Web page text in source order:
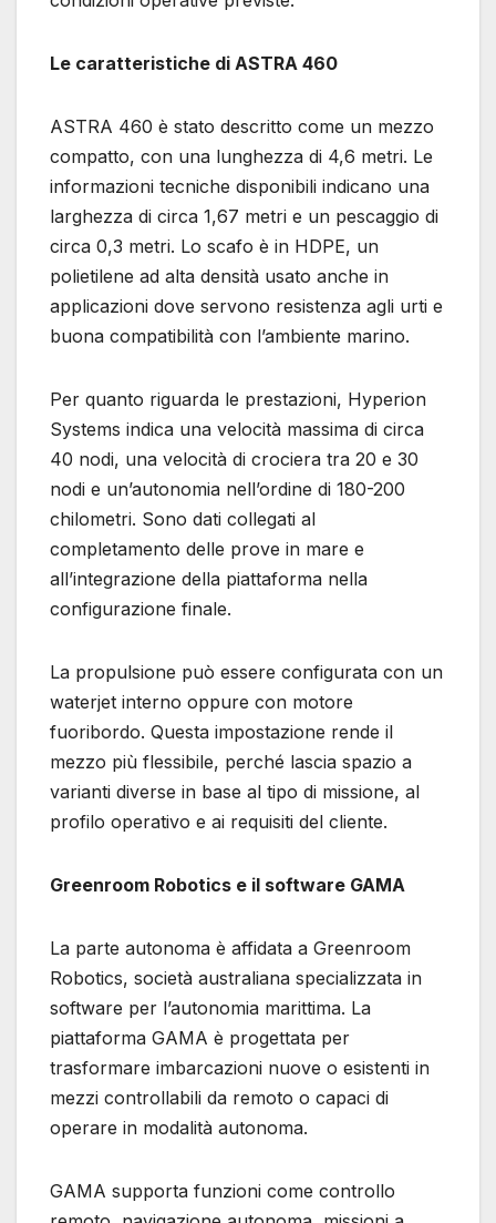
Le caratteristiche di ASTRA 460
ASTRA 460 è stato descritto come un mezzo
compatto, con una lunghezza di 4,6 metri. Le
informazioni tecniche disponibili indicano una
larghezza di circa 1,67 metri e un pescaggio di
circa 0,3 metri. Lo scafo è in HDPE, un
polietilene ad alta densità usato anche in
applicazioni dove servono resistenza agli urti e
buona compatibilità con l’ambiente marino.
Per quanto riguarda le prestazioni, Hyperion
Systems indica una velocità massima di circa
40 nodi, una velocità di crociera tra 20 e 30
nodi e un’autonomia nell’ordine di 180-200
chilometri. Sono dati collegati al
completamento delle prove in mare e
all’integrazione della piattaforma nella
configurazione finale.
La propulsione può essere configurata con un
waterjet interno oppure con motore
fuoribordo. Questa impostazione rende il
mezzo più flessibile, perché lascia spazio a
varianti diverse in base al tipo di missione, al
profilo operativo e ai requisiti del cliente.
Greenroom Robotics e il software GAMA
La parte autonoma è affidata a Greenroom
Robotics, società australiana specializzata in
software per l’autonomia marittima. La
piattaforma GAMA è progettata per
trasformare imbarcazioni nuove o esistenti in
mezzi controllabili da remoto o capaci di
operare in modalità autonoma.
GAMA supporta funzioni come controllo